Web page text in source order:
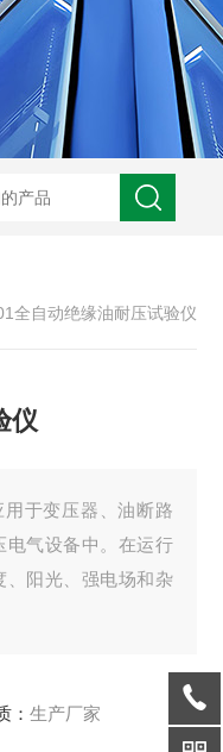
5KV-20KV nl3203型
全自动绝缘油耐压试验仪
仪
于变压器、油断路
电气设备中。在运行
、阳光、强电场和杂
： 生产厂家